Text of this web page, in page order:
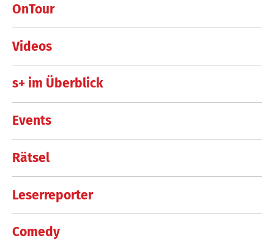
OnTour
Videos
s+ im Überblick
Events
Rätsel
Leserreporter
Comedy